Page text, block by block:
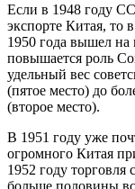
Если в 1948 году
экспорте Китая, то
1950 года вышел на
повышается роль
удельный вес
(пятое место) до
(второе место).
В 1951 году уже
огромного Китая
1952 году
больше половины